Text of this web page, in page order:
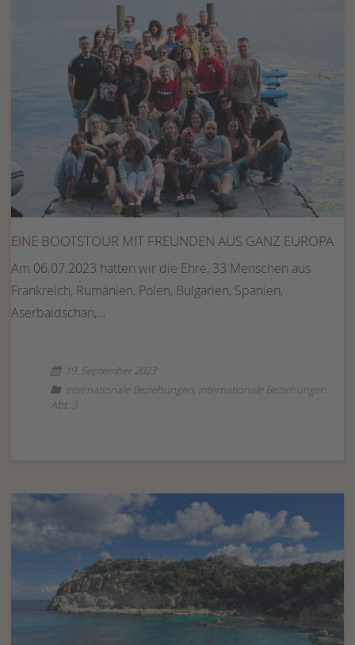
EINE BOOTSTOUR MIT FREUNDEN AUS GANZ EUROPA
Am 06.07.2023 hatten wir die Ehre, 33 Menschen aus
Frankreich, Rumänien, Polen, Bulgarien, Spanien,
Aserbaidschan,…
19. September 2023
internationale Beziehungen, internationale Beziehungen
Abt. 3